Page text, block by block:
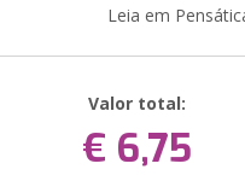
Leia em
Valor total:
€ 6,75